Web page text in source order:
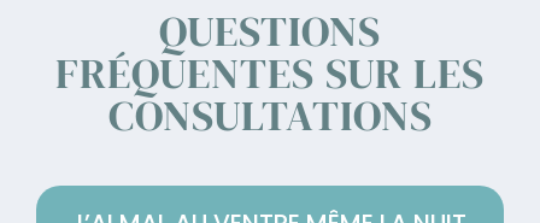
QUESTIONS
FRÉQUENTES SUR LES
CONSULTATIONS